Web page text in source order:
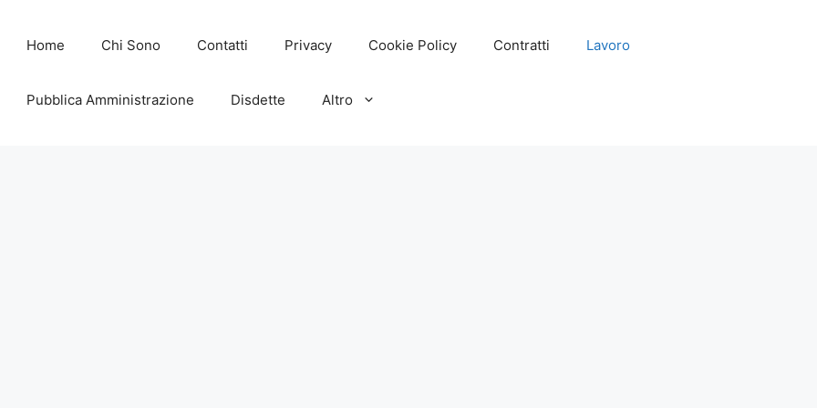
Home Chi Sono Contatti Privacy Cookie Policy Contratti Lavoro
Pubblica Amministrazione Disdette Altro